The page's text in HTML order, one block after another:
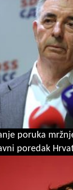
poruka
poredak